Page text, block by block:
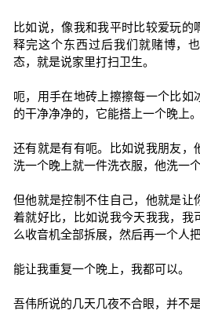
比如说，像我和我平时比较爱玩
释完这个东西过后我们就赌博，
态，就是说家里打扫卫生。
呃，用手在地砖上擦擦每一个比如
的干净净净的，它能搭上一个晚上。
还有就是有有呃。比如说我朋友，
洗一个晚上就一件洗衣服，他洗一个
但他就是控制不住自己，他就是让
着就好比，比如说我今天我我，我
么收音机全部拆展，然后再一个人
能让我重复一个晚上，我都可以。
吾伟所说的几天几夜不合眼，并不是